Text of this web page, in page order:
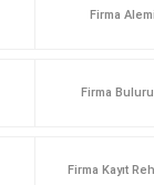
Firma Alemi
Firma
Firma Kayıt